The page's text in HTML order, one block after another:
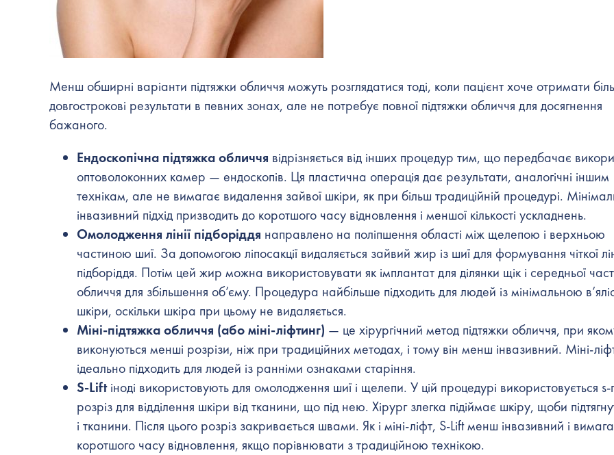
Менш обширні варіанти підтяжки обличчя можуть розглядатися тоді, коли пацієнт хоче отримати
довгострокові результати в певних зонах, але не потребує повної підтяжки обличчя для досягнення
бажаного.
Ендоскопічна підтяжка обличчя відрізняється від інших процедур тим, що передбачає
оптоволоконних камер — ендоскопів. Ця пластична операція дає результати, аналогічні іншим
технікам, але не вимагає видалення зайвої шкіри, як при більш традиційній процедурі.
інвазивний підхід призводить до коротшого часу відновлення і меншої кількості ускладнень.
Омолодження лінії підборіддя направлено на поліпшення області між щелепою і верхньою
частиною шиї. За допомогою ліпосакції видаляється зайвий жир із шиї для формування чіткої
підборіддя. Потім цей жир можна використовувати як імплантат для ділянки щік і середньої
обличчя для збільшення об’єму. Процедура найбільше підходить для людей із мінімальною
шкіри, оскільки шкіра при цьому не видаляється.
Міні-підтяжка обличчя (або міні-ліфтинг) — це хірургічний метод підтяжки обличчя, при
виконуються менші розрізи, ніж при традиційних методах, і тому він менш інвазивний. Міні-
ідеально підходить для людей із ранніми ознаками старіння.
S-Liftіноді використовують для омолодження шиї і щелепи. У цій процедурі використовується s-
розріз для відділення шкіри від тканини, що під нею. Хірург злегка підіймає шкіру, щоби
і тканини. Після цього розріз закривається швами. Як і міні-ліфт, S-Lift менш інвазивний і
коротшого часу відновлення, якщо порівнювати з традиційною технікою.